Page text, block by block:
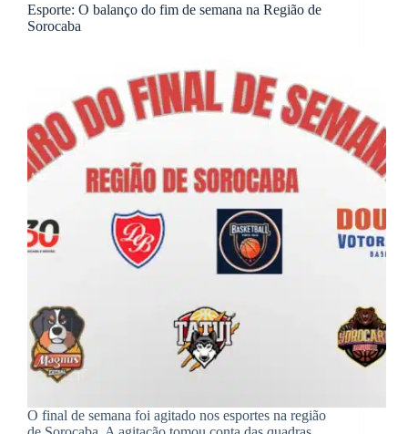
Esporte: O balanço do fim de semana na Região de
Sorocaba
O final de semana foi agitado nos esportes na região